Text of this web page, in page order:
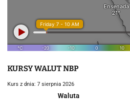
KURSY WALUT NBP
Kurs z dnia: 7 sierpnia 2026
Waluta